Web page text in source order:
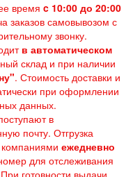
время c 10:00 до 20:00
заказов самовывозом с
звонку.
в автоматическом
склад и при наличии
. Стоимость доставки и
при оформлении
данных.
в
почту. Отгрузка
ежедневно
для отслеживания
готовности выдачи